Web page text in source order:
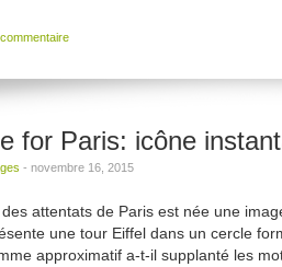
commentaire
for Paris: icône
- novembre 16, 2015
attentats de Paris est née une
une tour Eiffel dans un cercle
approximatif a-t-il supplanté les